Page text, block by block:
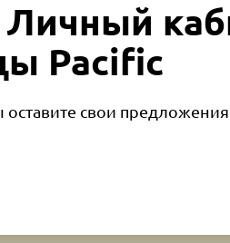
Личный
Pacific
свои